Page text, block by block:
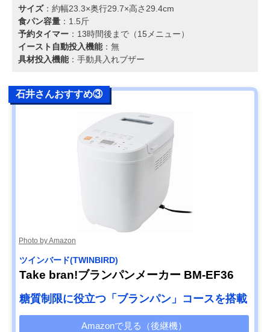
サイズ：約幅23.3×奥行29.7×高さ29.4cm
食パン容量 ：1.5斤
予約タイマー ：13時間後まで（15メニュー）
イースト自動投入機能：無
具材投入機能：手動具入れブザー
石井さんおすすめ③
Photo by Amazon
ツインバード(TWINBIRD)
Take bran!ブランパンメーカー BM-EF36
糖質制限に役立つ「ブランパン」コースを搭載
Amazonで見る（後継機）